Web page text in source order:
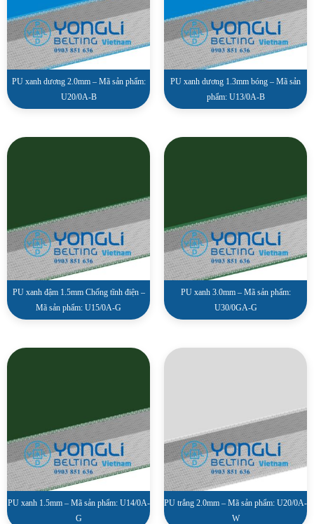
PU xanh dương 2.0mm – Mã sản phẩm:
U20/0A-B
PU xanh dương 1.3mm bóng – Mã sản
phẩm: U13/0A-B
PU xanh đậm 1.5mm Chống tĩnh điện –
Mã sản phẩm: U15/0A-G
PU xanh 3.0mm – Mã sản phẩm:
U30/0GA-G
PU xanh 1.5mm – Mã sản phẩm: U14/0A-
G
PU trắng 2.0mm – Mã sản phẩm: U20/0A-
W